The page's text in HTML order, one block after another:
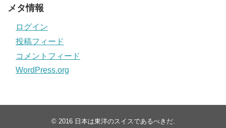
メタ情報
ログイン
投稿フィード
コメントフィード
WordPress.org
© 2016 日本は東洋のスイスであるべきだ.